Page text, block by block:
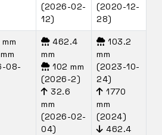
(2026-02-
12)
(2020-12-
28)
08-
462.4
mm
102 mm
(2026-2)
32.6
mm
(2026-02-
04)
103.2
mm
(2023-10-
24)
1770
mm
(2024)
462.4